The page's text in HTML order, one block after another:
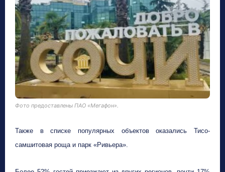
Фото предоставлены ПАО «Мегафон».
Также в списке популярных объектов оказались Тисо-
самшитовая роща и парк «Ривьера».